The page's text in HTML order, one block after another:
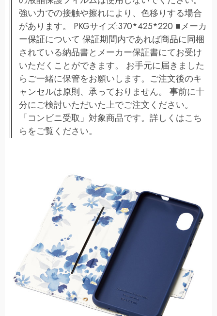
強い力での接触や擦れにより、色移りする場合
があります。 PKGサイズ:370*425*220 ■メーカ
ー保証について 保証期間内であれば商品に同梱
されている納品書とメーカー保証書にてお受け
いただくことができます。 お手元に届きました
らご一緒に保管をお願いします。ご注文後のキ
ャンセルは原則、承っておりません。 事前に十
分にご検討いただいた上でご注文ください。
「コンビニ受取」対象商品です。詳しくはこち
らをご覧ください。